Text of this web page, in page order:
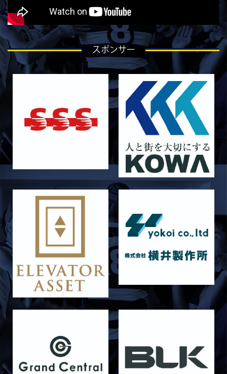
2026/01/29
STAFF blog
素顔とは！？
①」
2026/01/28
STAFF blog
保護中: 2025ファンクラブ限定ブログ＃53 新
チームでの練習がスタートしました
STAFF blog
保護中: 2025ファンクラブ限定企画「今年を一
文字の漢字で表すと？⑦」
2025/12/12
STAFF blog
保護中: 2025ファンクラブ限定企画「今年を一
文字の漢字で表すと？⑤」
2025/12/12
STAFF blog
保護中: 2025ファンクラブ限定企画「今年を一
文字の漢字で表すと？⑥」
STAFF blog
保護中: 2025ファンクラブ限定企画「今年を一
文字の漢字で表すと？④」
2025/12/12
STAFF blog
保護中: 2025ファンクラブ限定企画「今年を一
文字の漢字で表すと？③」
2025/12/12
保護中: 2025ファンクラブ限定企画「今年を一
文字の漢字で表すと？②」
STAFF blog
保護中: 試合前直前インタビュー【vs大阪体育
大学】
スポンサー